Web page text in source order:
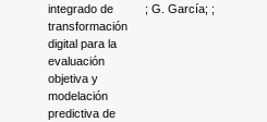
integrado de
transformación
digital para la
evaluación
objetiva y
modelación
predictiva de
; G. García; ;